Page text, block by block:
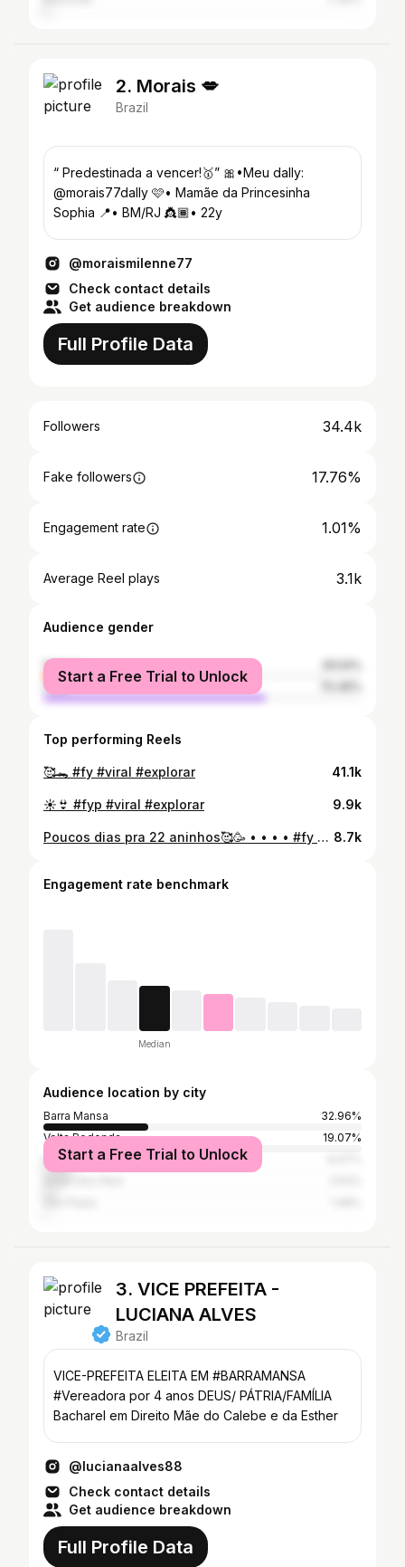
2. Morais 💋
Brazil
“ Predestinada a vencer!🥇” 🎀•Meu dally:
@morais77dally 🩷• Mamãe da Princesinha
Sophia 📍• BM/RJ 👸🏾• 22y
@moraismilenne77
Check contact details
Get audience breakdown
Full Profile Data
Followers 34.4k
Fake followers 17.76%
Engagement rate 1.01%
Average Reel plays 3.1k
Audience gender
female
male
Start a Free Trial to Unlock
Top performing Reels
🥰🐊 #fy #viral #explorar 41.1k
☀️👙 #fyp #viral #explorar 9.9k
Poucos dias pra 22 aninhos🥰🥳 • • • • #fy #viral #explorar 8.7k
Engagement rate benchmark
Median
Audience location by city
Barra Mansa
32.96%
Volta Redonda
19.07%
Rio de Janeiro
Start a Free Trial to Unlock
3. VICE PREFEITA -
LUCIANA ALVES
Brazil
VICE-PREFEITA ELEITA EM #BARRAMANSA
#Vereadora por 4 anos DEUS/ PÁTRIA/FAMÍLIA
Bacharel em Direito Mãe do Calebe e da Esther
@lucianaalves88
Check contact details
Get audience breakdown
Full Profile Data